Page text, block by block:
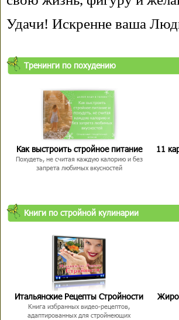
Удачи! Искренне ваша
Тренинги по похудению
Как выстроить стройное питание
Похудеть, не считая каждую калорию и без
запрета любимых вкусностей
11
Книги по стройной кулинарии
Итальянские Рецепты Стройности
Книга избранных видео-рецептов,
адаптированных для стройнеющих